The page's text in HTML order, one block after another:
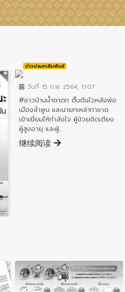
ข่าวประชาสัมพันธ์
วันที่ 15 ก.พ. 2564, 11:07
#ชาวบ้านน้ำตาตก ตื้นตันใจหลังพ่อ
เมืองลำพูน และนายกเหล่ากาชาด
เข้าเยี่ยมให้กำลังใจ ผู้ป่วยติดเตียง
ผู้สูงอายุ และผู้...
继续阅读